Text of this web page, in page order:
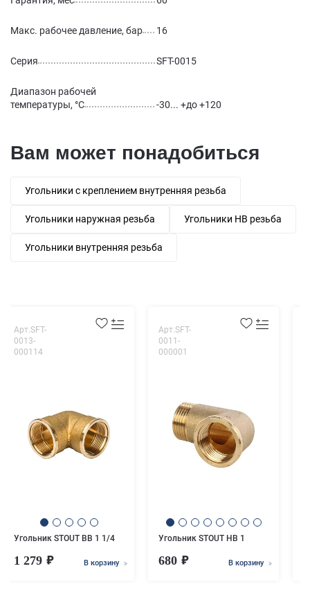
Макс. рабочее давление, бар 16
Серия SFT-0015
Диапазон рабочей
температуры, °С
-30... +до +120
Вам может понадобиться
Угольники с креплением внутренняя резьба
Угольники наружная резьба Угольники НВ резьба
Угольники внутренняя резьба
Арт.SFT-
0013-
000114
Угольник STOUT ВВ 1 1/4
1 279 В корзину
Арт.SFT-
0011-
000001
Угольник STOUT НВ 1
680 В корзину